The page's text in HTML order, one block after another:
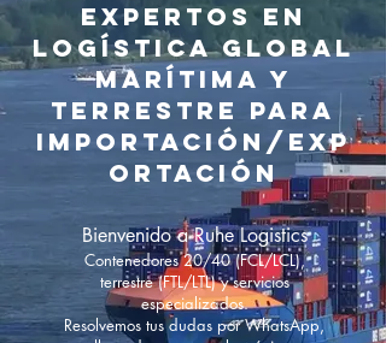
Expertos en
logística global
marítima y
terrestre para
importación/exp
ortación
Bienvenido a Ruhe Logistics
Contenedores 20/40 (FCL/LCL),
terrestre (FTL/LTL) y servicios
especializados.
Resolvemos tus dudas por WhatsApp,